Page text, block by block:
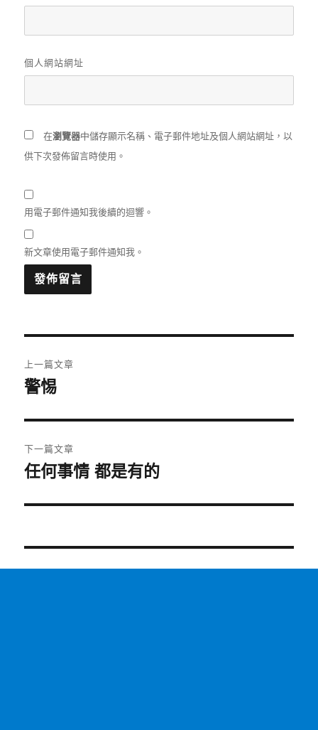
個人網站網址
在瀏覽器中儲存顯示名稱、電子郵件地址及個人網站網址，以
供下次發佈留言時使用。
用電子郵件通知我後續的迴響。
新文章使用電子郵件通知我。
章
覽
上一篇文章
上
篇
文
章:
警惕
下一篇文章
下
篇
章:
任何事情 都是有的